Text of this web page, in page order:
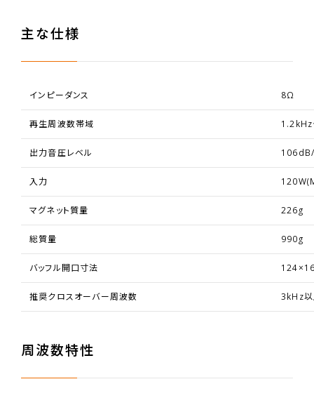
主な仕様
インピーダンス 8Ω
再生周波数帯域
出力音圧レベル
入力
マグネット質量 226g
総質量 990g
バッフル開口寸法
推奨クロスオーバー周波数 3kHz
周波数特性